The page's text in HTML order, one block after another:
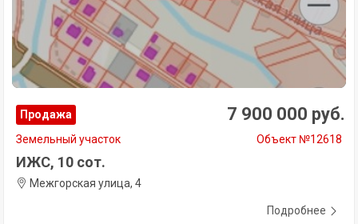
Продажа 7 900 000 руб.
Земельный участок Объект №12618
ИЖС, 10 сот.
Межгорская улица, 4
Подробнее